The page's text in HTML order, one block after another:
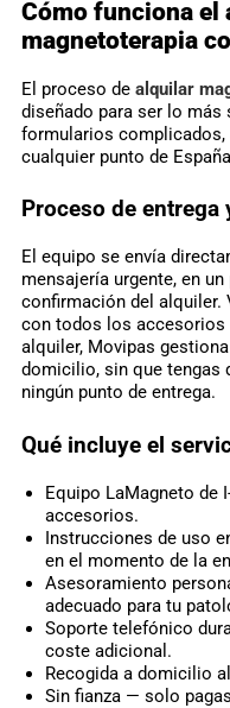
Cómo funciona el
magnetoterapia
El proceso de alquilar
diseñado para ser lo
formularios complicados,
cualquier punto de
Proceso de entrega
El equipo se envía
mensajería urgente, en
confirmación del alquiler.
con todos los accesorios
alquiler, Movipas
domicilio, sin que tengas
ningún punto de entrega.
Qué incluye el
Equipo LaMagneto de
accesorios.
Instrucciones de uso
en el momento de la
Asesoramiento
adecuado para tu
Soporte telefónico
coste adicional.
Recogida a domicilio
Sin fianza — solo